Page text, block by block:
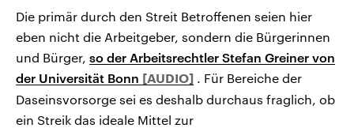
Die primär durch den Streit Betroffenen seien hier
eben nicht die Arbeitgeber, sondern die Bürgerinnen
und Bürger, so der Arbeitsrechtler Stefan Greiner von
der Universität Bonn
. Für Bereiche der
Daseinsvorsorge sei es deshalb durchaus fraglich, ob
ein Streik das ideale Mittel zur